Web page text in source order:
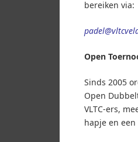
bereiken via:
Open
Sinds 2005
Open
VLTC-ers,
hapje en